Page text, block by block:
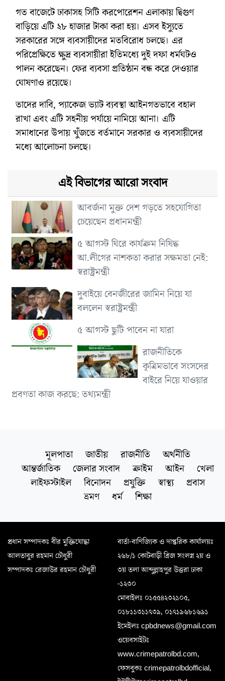
গত বাজেটে ঢাকাসহ সিটি করপোরেশন এলাকায় দ্বিগুণ
বাড়িয়ে এটি ২৮ হাজার টাকা করা হয়। এসব ইস্যুতে
সরকারের সঙ্গে ব্যবসায়ীদের মতবিরোধ চলছে। এর
পরিপ্রেক্ষিতে ক্ষুদ্র ব্যবসায়ীরা ইতিমধ্যে দুই দফা ধর্মঘটও
পালন করেছেন। ফের ব্যবসা প্রতিষ্ঠান বন্ধ করে দেওয়ার
ঘোষণাও রয়েছে।
তাদের দাবি, প্যাকেজ ভ্যাট ব্যবস্থা আইনগতভাবে বহাল
রাখা এবং এটি সহনীয় পর্যায়ে নামিয়ে আনা। এটি
সমাধানের উপায় খুঁজতে বর্তমানে সরকার ও ব্যবসায়ীদের
মধ্যে আলোচনা চলছে।
এই বিভাগের আরো সংবাদ
আবর্জনা মুক্ত দেশ গড়তে সহযোগিতা
চেয়েছেন প্রধানমন্ত্রী
৫ আগস্ট ঘিরে কার্যক্রম নিষিদ্ধ
আ.লীগের নাশকতা করার সক্ষমতা নেই:
স্বরাষ্ট্রমন্ত্রী
দুবাইয়ে বেনজীরের জামিন নিয়ে যা
বললেন স্বরাষ্ট্রমন্ত্রী
৫ আগস্ট ছুটি পাবেন না যারা
রাজনীতিকে
কৃত্রিমভাবে সংসদের
বাইরে নিয়ে যাওয়ার
প্রবণতা কাজ করছে: তথ্যমন্ত্রী
মূলপাতা জাতীয় রাজনীতি
অর্থনীতি
আন্তর্জাতিক
জেলার সংবাদ ক্রাইম আইন
খেলা
লাইফস্টাইল
বিনোদন প্রযুক্তি স্বাস্থ্য
প্রবাস
ভ্রমণ
ধর্ম শিক্ষা
প্রধান সম্পাদকঃ বীর মুক্তিযোদ্ধা
আলতাবুর রহমান চৌধুরী
সম্পাদকঃ রেজাউর রহমান চৌধুরী
বার্তা-বাণিজ্যিক ও দাপ্তরিক কার্যালয়ঃ
২৬৮/১ কোটবাড়ী ব্রিজ সংলগ্ন ২য় ও
৩য় তলা আব্দুল্লাহপুর উত্তরা ঢাকা
-১২৩০
মোবাইলঃ ০১৫৫৪২৩২১০৫,
০১৮১১৩১১৭৩৯, ০১৭১৯৬৮১৬৯১
ইমেইলঃ cpbdnews@gmail.com
ওয়েবসাইটঃ
www.crimepatrolbd.com,
ফেসবুকঃ crimepatrolbdofficial,